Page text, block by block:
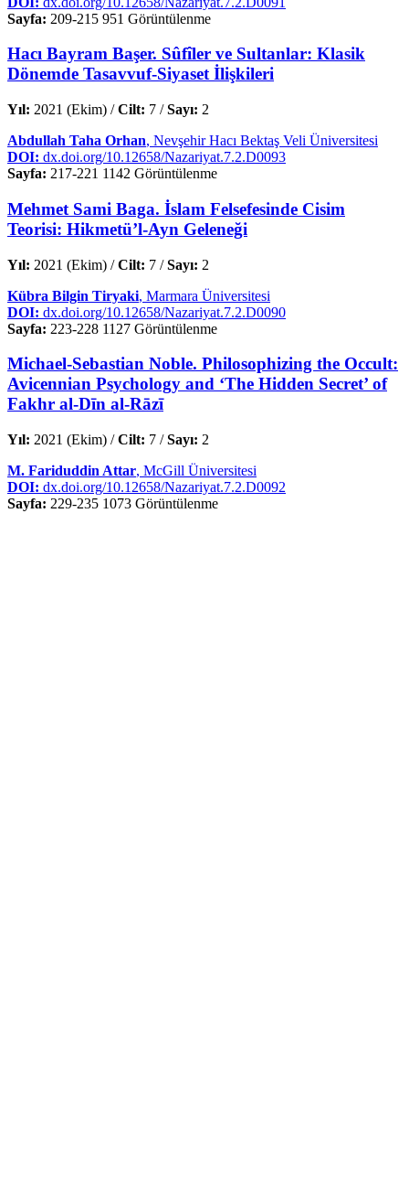
Sayfa: 209-215 951 Görüntülenme
Hacı Bayram Başer. Sûfîler ve Sultanlar: Klasik
Dönemde Tasavvuf-Siyaset İlişkileri
Yıl: 2021 (Ekim) /Cilt: 7 /Sayı: 2
Abdullah Taha Orhan, Nevşehir Hacı Bektaş Veli Üniversitesi
DOI: dx.doi.org/10.12658/Nazariyat.7.2.D0093
Sayfa: 217-221 1142 Görüntülenme
Mehmet Sami Baga. İslam Felsefesinde Cisim
Teorisi: Hikmetü’l-Ayn Geleneği
Yıl: 2021 (Ekim) /Cilt: 7 /Sayı: 2
Kübra Bilgin Tiryaki, Marmara Üniversitesi
DOI: dx.doi.org/10.12658/Nazariyat.7.2.D0090
Sayfa: 223-228 1127 Görüntülenme
Michael-Sebastian Noble. Philosophizing the Occult:
Avicennian Psychology and ‘The Hidden Secret’ of
Fakhr al-Dīn al-Rāzī
Yıl: 2021 (Ekim) /Cilt: 7 /Sayı: 2
M. Fariduddin Attar, McGill Üniversitesi
DOI: dx.doi.org/10.12658/Nazariyat.7.2.D0092
Sayfa: 229-235 1073 Görüntülenme